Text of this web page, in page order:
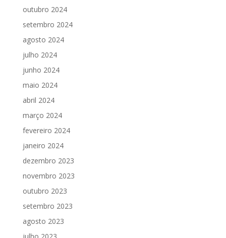
outubro 2024
setembro 2024
agosto 2024
julho 2024
junho 2024
maio 2024
abril 2024
março 2024
fevereiro 2024
janeiro 2024
dezembro 2023
novembro 2023
outubro 2023
setembro 2023
agosto 2023